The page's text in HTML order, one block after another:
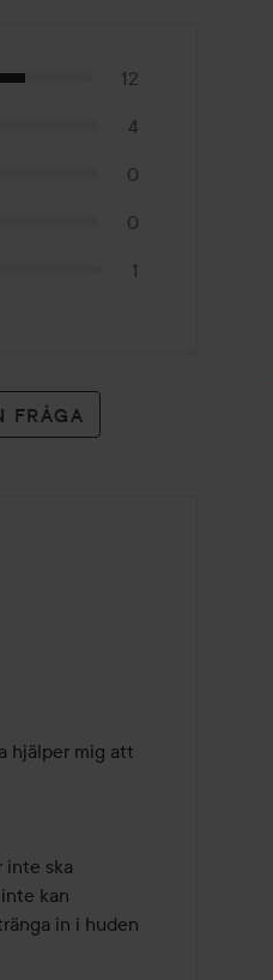
12
4
0
0
1
FRÅGA
hjälper mig att
ska
kan
in i huden